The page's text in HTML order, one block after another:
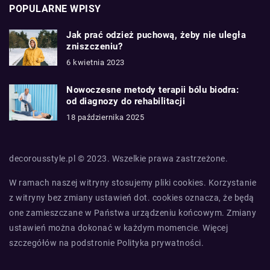
POPULARNE WPISY
Jak prać odzież puchową, żeby nie uległa
zniszczeniu?
6 kwietnia 2023
Nowoczesne metody terapii bólu biodra:
od diagnozy do rehabilitacji
18 października 2025
decorousstyle.pl © 2023. Wszelkie prawa zastrzeżone.
W ramach naszej witryny stosujemy pliki cookies. Korzystanie
z witryny bez zmiany ustawień dot. cookies oznacza, że będą
one zamieszczane w Państwa urządzeniu końcowym. Zmiany
ustawień można dokonać w każdym momencie. Więcej
szczegółów na podstronie Polityka prywatności.